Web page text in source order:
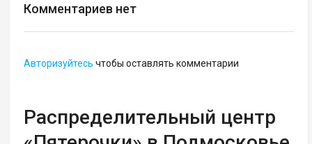
Комментариев нет
Авторизуйтесь чтобы оставлять комментарии
Распределительный центр